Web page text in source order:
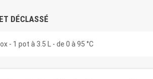
DÉCLASSÉ
- 1 pot à 3.5 L - de 0 à 95 °C